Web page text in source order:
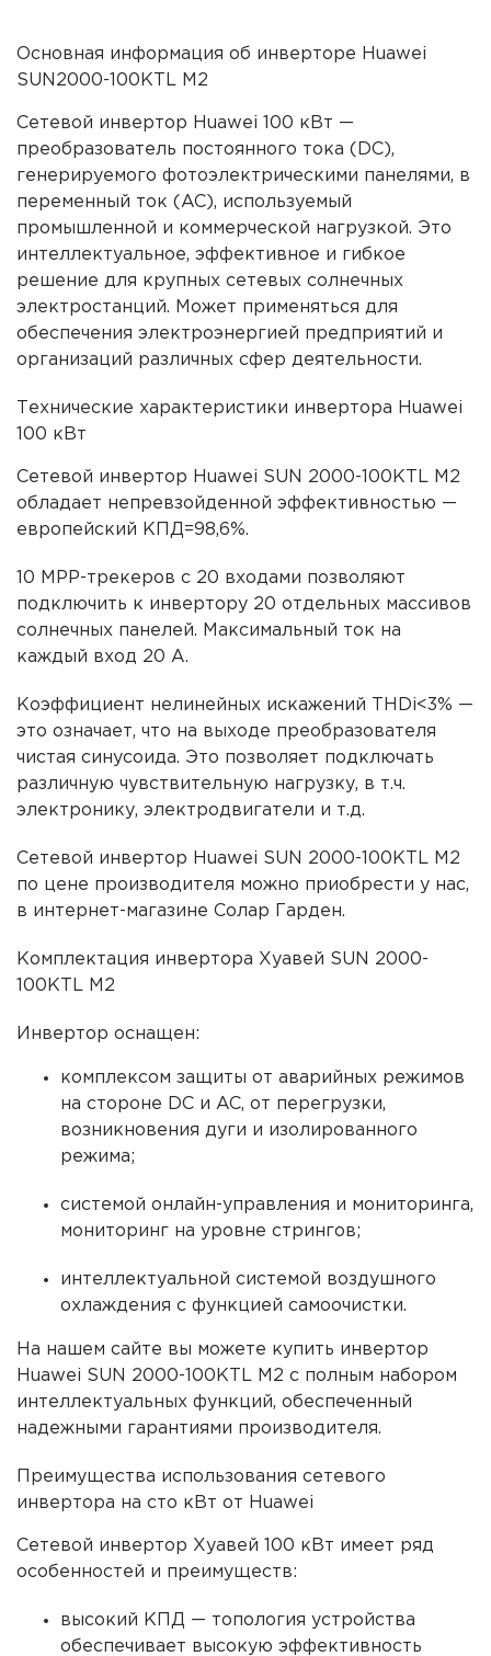
Основная информация об инверторе Huawei
SUN2000-100KTL M2
Сетевой инвертор Huawei 100 кВт —
преобразователь постоянного тока (DC),
генерируемого фотоэлектрическими панелями, в
переменный ток (AC), используемый
промышленной и коммерческой нагрузкой. Это
интеллектуальное, эффективное и гибкое
решение для крупных сетевых солнечных
электростанций. Может применяться для
обеспечения электроэнергией предприятий и
организаций различных сфер деятельности.
Технические характеристики инвертора Huawei
100 кВт
Сетевой инвертор Huawei SUN 2000-100KTL M2
обладает непревзойденной эффективностью —
европейский КПД=98,6%.
10 MPP-трекеров с 20 входами позволяют
подключить к инвертору 20 отдельных массивов
солнечных панелей. Максимальный ток на
каждый вход 20 А.
Коэффициент нелинейных искажений THDi<3% —
это означает, что на выходе преобразователя
чистая синусоида. Это позволяет подключать
различную чувствительную нагрузку, в т.ч.
электронику, электродвигатели и т.д.
Сетевой инвертор Huawei SUN 2000-100KTL M2
по цене производителя можно приобрести у нас,
в интернет-магазине Солар Гарден.
Комплектация инвертора Хуавей SUN 2000-
100KTL M2
Инвертор оснащен:
комплексом защиты от аварийных режимов
на стороне DC и AC, от перегрузки,
возникновения дуги и изолированного
режима;
системой онлайн-управления и мониторинга,
мониторинг на уровне стрингов;
интеллектуальной системой воздушного
охлаждения с функцией самоочистки.
На нашем сайте вы можете купить инвертор
Huawei SUN 2000-100KTL M2 с полным набором
интеллектуальных функций, обеспеченный
надежными гарантиями производителя.
Преимущества использования сетевого
инвертора на сто кВт от Huawei
Сетевой инвертор Хуавей 100 кВт имеет ряд
особенностей и преимуществ:
высокий КПД — топология устройства
обеспечивает высокую эффективность